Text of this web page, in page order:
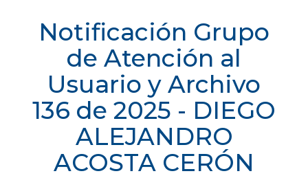
Notificación Grupo
de Atención al
Usuario y Archivo
136 de 2025 - DIEGO
ALEJANDRO
ACOSTA CERÓN